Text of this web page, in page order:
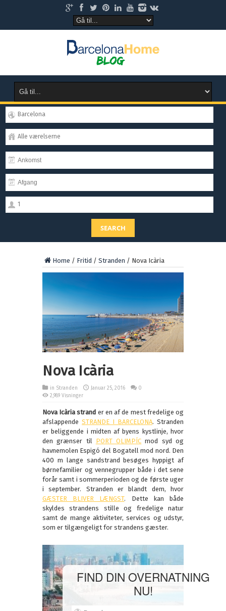
Barcelona
Alle værelserne
1
SEARCH
Home / Fritid / Stranden / Nova Icària
Nova Icària
in Stranden Januar 25, 2016
0
2,989 Visninger
Nova Icària strand er en af de mest fredelige og
afslappende STRANDE I BARCELONA. Stranden
er beliggende i midten af byens kystlinje, hvor
den grænser til PORT OLIMPÍC mod syd og
havnemolen Espigó del Bogatell mod nord. Den
400 m lange sandstrand besøges hyppigt af
børnefamilier og vennegrupper både i det sene
forår samt i sommerperioden og de første uger
i september. Stranden er blandt dem, hvor
GÆSTER BLIVER LÆNGST. Dette kan både
skyldes strandens stille og fredelige natur
samt de mange aktiviteter, services og udstyr,
som er tilgængeligt for strandens gæster.
FIND DIN OVERNATNING
NU!